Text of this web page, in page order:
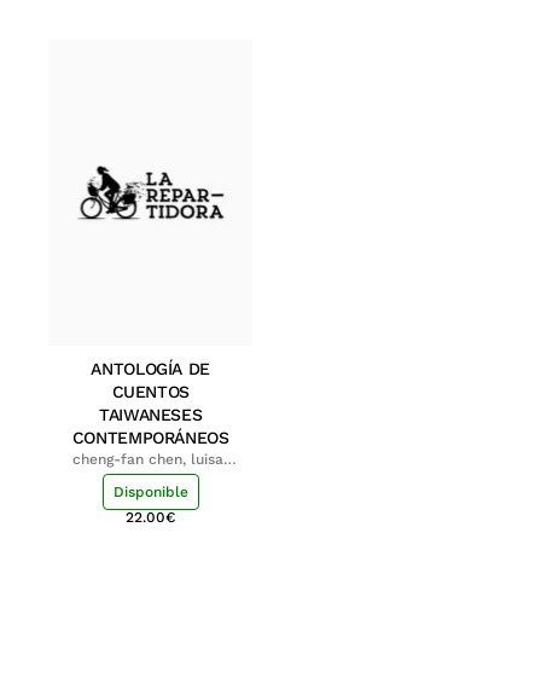
ANTOLOGÍA DE
CUENTOS
TAIWANESES
CONTEMPORÁNEOS
cheng-fan chen, luisa;
shu-ying chang, luisa
Disponible
22.00€